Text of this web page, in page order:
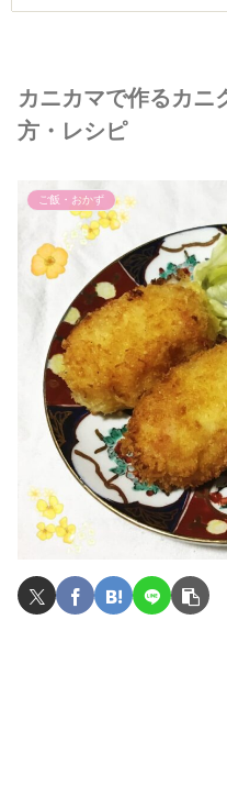
カニカマで作るカ
方・レシピ
ご飯・おかず